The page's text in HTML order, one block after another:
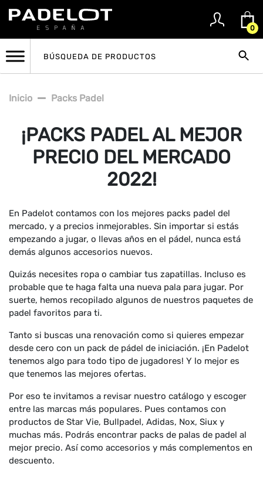
0
Inicio Packs Padel
¡PACKS PADEL AL MEJOR
PRECIO DEL MERCADO
2022!
En Padelot contamos con los mejores packs padel del
mercado, y a precios inmejorables. Sin importar si estás
empezando a jugar, o llevas años en el pádel, nunca está
demás algunos accesorios nuevos.
Quizás necesites ropa o cambiar tus zapatillas. Incluso es
probable que te haga falta una nueva pala para jugar. Por
suerte, hemos recopilado algunos de nuestros paquetes de
padel favoritos para ti.
Tanto si buscas una renovación como si quieres empezar
desde cero con un pack de pádel de iniciación. ¡En Padelot
tenemos algo para todo tipo de jugadores! Y lo mejor es
que tenemos las mejores ofertas.
Por eso te invitamos a revisar nuestro catálogo y escoger
entre las marcas más populares. Pues contamos con
productos de Star Vie, Bullpadel, Adidas, Nox, Siux y
muchas más. Podrás encontrar packs de palas de padel al
mejor precio. Así como accesorios y más complementos en
descuento.